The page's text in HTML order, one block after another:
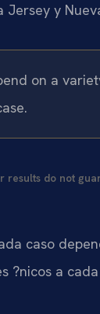
Jersey y
on a
results do not
caso
?nicos a cada